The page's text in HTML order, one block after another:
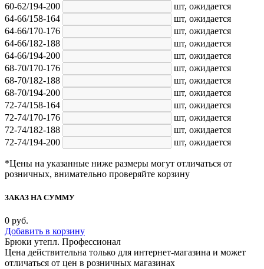
60-62/194-200
шт, ожидается
64-66/158-164
шт, ожидается
64-66/170-176
шт, ожидается
64-66/182-188
шт, ожидается
64-66/194-200
шт, ожидается
68-70/170-176
шт, ожидается
68-70/182-188
шт, ожидается
68-70/194-200
шт, ожидается
72-74/158-164
шт, ожидается
72-74/170-176
шт, ожидается
72-74/182-188
шт, ожидается
72-74/194-200
шт, ожидается
*Цены на указанные ниже размеры могут отличаться от
розничных, внимательно проверяйте корзину
ЗАКАЗ НА СУММУ
0 руб.
Добавить в корзину
Брюки утепл. Профессионал
Цена действительна только для интернет-магазина и может
отличаться от цен в розничных магазинах